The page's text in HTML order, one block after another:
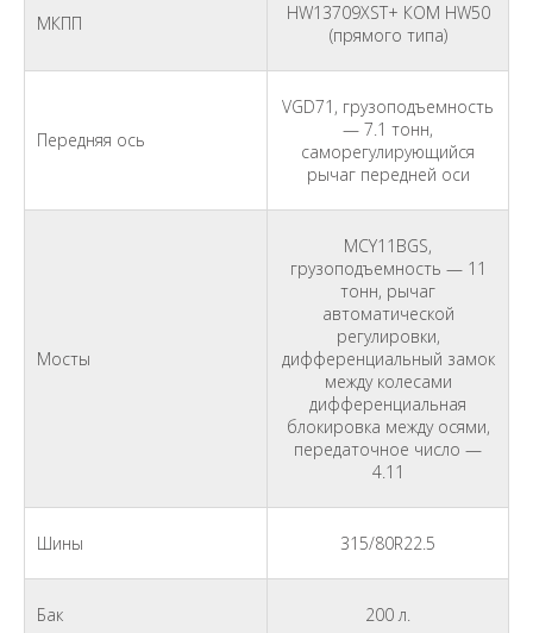
МКПП
HW13709XST+ КОМ HW50
(прямого типа)
Передняя ось
VGD71, грузоподъемность
— 7.1 тонн,
саморегулирующийся
рычаг передней оси
Мосты
MCY11BGS,
грузоподъемность — 11
тонн, рычаг
автоматической
регулировки,
дифференциальный замок
между колесами
дифференциальная
блокировка между осями,
передаточное число —
4.11
Шины 315/80R22.5
Бак 200 л.